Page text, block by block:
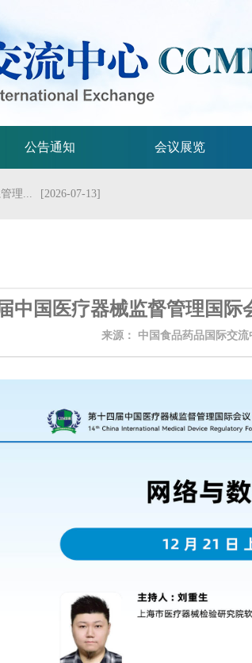
公告通知 会议展览
理... [2026-07-13]
指...
导原...
... [2026-06-25]
中国医疗器械监督管理国
来源： 中国食品药品国际交流